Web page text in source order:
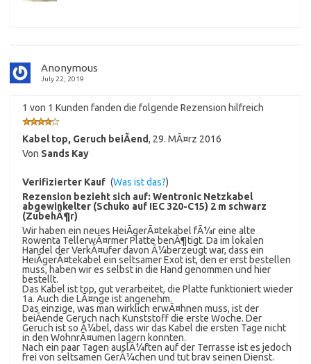
Anonymous
July 22, 2019
1 von 1 Kunden fanden die folgende Rezension hilfreich
Kabel top, Geruch beiÃend, 29. MÃ¤rz 2016
Von Sands Kay
Verifizierter Kauf (Was ist das?)
Rezension bezieht sich auf: Wentronic Netzkabel
abgewinkelter (Schuko auf IEC 320-C15) 2 m schwarz
(ZubehÃ¶r)
Wir haben ein neues HeiÃgerÃ¤tekabel fÃ¼r eine alte
Rowenta TellerwÃ¤rmer Platte benÃ¶tigt. Da im lokalen
Handel der VerkÃ¤ufer davon Ã¼berzeugt war, dass ein
HeiÃgerÃ¤tekabel ein seltsamer Exot ist, den er erst bestellen
muss, haben wir es selbst in die Hand genommen und hier
bestellt.
Das Kabel ist top, gut verarbeitet, die Platte funktioniert wieder
1a. Auch die LÃ¤nge ist angenehm.
Das einzige, was man wirklich erwÃ¤hnen muss, ist der
beiÃende Geruch nach Kunststoff die erste Woche. Der
Geruch ist so Ã¼bel, dass wir das Kabel die ersten Tage nicht
in den WohnrÃ¤umen lagern konnten.
Nach ein paar Tagen auslÃ¼ften auf der Terrasse ist es jedoch
frei von seltsamen GerÃ¼chen und tut brav seinen Dienst.